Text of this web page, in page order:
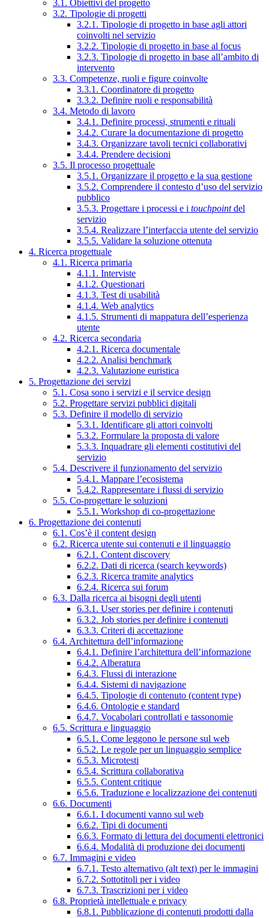
3.1. Obiettivi del progetto
3.2. Tipologie di progetti
3.2.1. Tipologie di progetto in base agli attori
coinvolti nel servizio
3.2.2. Tipologie di progetto in base al focus
3.2.3. Tipologie di progetto in base all’ambito di
intervento
3.3. Competenze, ruoli e figure coinvolte
3.3.1. Coordinatore di progetto
3.3.2. Definire ruoli e responsabilità
3.4. Metodo di lavoro
3.4.1. Definire processi, strumenti e rituali
3.4.2. Curare la documentazione di progetto
3.4.3. Organizzare tavoli tecnici collaborativi
3.4.4. Prendere decisioni
3.5. Il processo progettuale
3.5.1. Organizzare il progetto e la sua gestione
3.5.2. Comprendere il contesto d’uso del servizio
pubblico
3.5.3. Progettare i processi e i touchpointdel
servizio
3.5.4. Realizzare l’interfaccia utente del servizio
3.5.5. Validare la soluzione ottenuta
4. Ricerca progettuale
4.1. Ricerca primaria
4.1.1. Interviste
4.1.2. Questionari
4.1.3. Test di usabilità
4.1.4. Web analytics
4.1.5. Strumenti di mappatura dell’esperienza
utente
4.2. Ricerca secondaria
4.2.1. Ricerca documentale
4.2.2. Analisi benchmark
4.2.3. Valutazione euristica
5. Progettazione dei servizi
5.1. Cosa sono i servizi e il service design
5.2. Progettare servizi pubblici digitali
5.3. Definire il modello di servizio
5.3.1. Identificare gli attori coinvolti
5.3.2. Formulare la proposta di valore
5.3.3. Inquadrare gli elementi costitutivi del
servizio
5.4. Descrivere il funzionamento del servizio
5.4.1. Mappare l’ecosistema
5.4.2. Rappresentare i flussi di servizio
5.5. Co-progettare le soluzioni
5.5.1. Workshop di co-progettazione
6. Progettazione dei contenuti
6.1. Cos’è il content design
6.2. Ricerca utente sui contenuti e il linguaggio
6.2.1. Content discovery
6.2.2. Dati di ricerca (search keywords)
6.2.3. Ricerca tramite analytics
6.2.4. Ricerca sui forum
6.3. Dalla ricerca ai bisogni degli utenti
6.3.1. User stories per definire i contenuti
6.3.2. Job stories per definire i contenuti
6.3.3. Criteri di accettazione
6.4. Architettura dell’informazione
6.4.1. Definire l’architettura dell’informazione
6.4.2. Alberatura
6.4.3. Flussi di interazione
6.4.4. Sistemi di navigazione
6.4.5. Tipologie di contenuto (content type)
6.4.6. Ontologie e standard
6.4.7. Vocabolari controllati e tassonomie
6.5. Scrittura e linguaggio
6.5.1. Come leggono le persone sul web
6.5.2. Le regole per un linguaggio semplice
6.5.3. Microtesti
6.5.4. Scrittura collaborativa
6.5.5. Content critique
6.5.6. Traduzione e localizzazione dei contenuti
6.6. Documenti
6.6.1. I documenti vanno sul web
6.6.2. Tipi di documenti
6.6.3. Formato di lettura dei documenti elettronici
6.6.4. Modalità di produzione dei documenti
6.7. Immagini e video
6.7.1. Testo alternativo (alt text) per le immagini
6.7.2. Sottotitoli per i video
6.7.3. Trascrizioni per i video
6.8. Proprietà intellettuale e privacy
6.8.1. Pubblicazione di contenuti prodotti dalla